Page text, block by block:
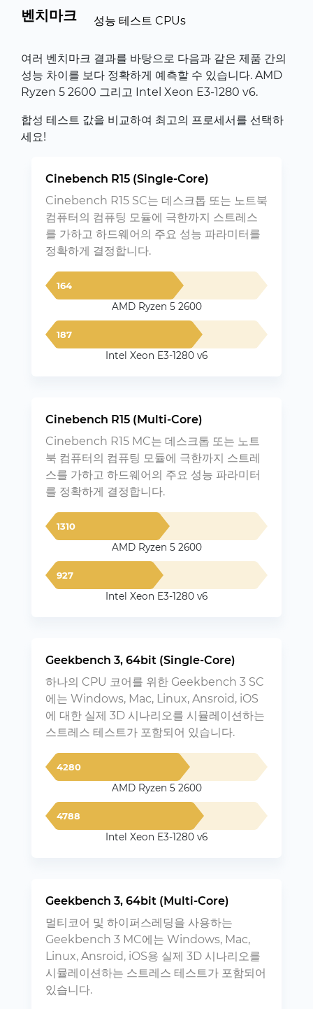
벤치마크 성능 테스트 CPUs
여러 벤치마크 결과를 바탕으로 다음과 같은 제품 간의
성능 차이를 보다 정확하게 예측할 수 있습니다. AMD
Ryzen 5 2600 그리고 Intel Xeon E3-1280 v6.
합성 테스트 값을 비교하여 최고의 프로세서를 선택하
세요!
Cinebench R15 (Single-Core)
Cinebench R15 SC는 데스크톱 또는 노트북
컴퓨터의 컴퓨팅 모듈에 극한까지 스트레스
를 가하고 하드웨어의 주요 성능 파라미터를
정확하게 결정합니다.
164
AMD Ryzen 5 2600
187
Intel Xeon E3-1280 v6
Cinebench R15 (Multi-Core)
Cinebench R15 MC는 데스크톱 또는 노트
북 컴퓨터의 컴퓨팅 모듈에 극한까지 스트레
스를 가하고 하드웨어의 주요 성능 파라미터
를 정확하게 결정합니다.
1310
AMD Ryzen 5 2600
927
Intel Xeon E3-1280 v6
Geekbench 3, 64bit (Single-Core)
하나의 CPU 코어를 위한 Geekbench 3 SC
에는 Windows, Mac, Linux, Ansroid, iOS
에 대한 실제 3D 시나리오를 시뮬레이션하는
스트레스 테스트가 포함되어 있습니다.
4280
AMD Ryzen 5 2600
4788
Intel Xeon E3-1280 v6
Geekbench 3, 64bit (Multi-Core)
멀티코어 및 하이퍼스레딩을 사용하는
Geekbench 3 MC에는 Windows, Mac,
Linux, Ansroid, iOS용 실제 3D 시나리오를
시뮬레이션하는 스트레스 테스트가 포함되어
있습니다.